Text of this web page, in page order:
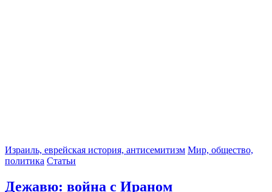
Израиль, еврейская история, антисемитизм Мир, общество,
политика Статьи
Дежавю: война с Ираном